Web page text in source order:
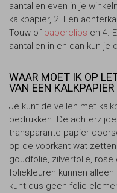
aantallen even in je
kalkpapier, 2. Een
Touw of paperclips en 4.
aantallen in en dan kun je
WAAR MOET IK OP
VAN EEN
Je kunt de vellen met
bedrukken. De
transparante papier
op de voorkant wat
goudfolie, zilverfolie,
foliekleuren kunnen
kunt dus geen folie